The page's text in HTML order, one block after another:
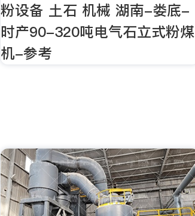
粉设备 土石 机械 湖南-娄底-
时产90-320吨电气石立式粉煤
机-参考